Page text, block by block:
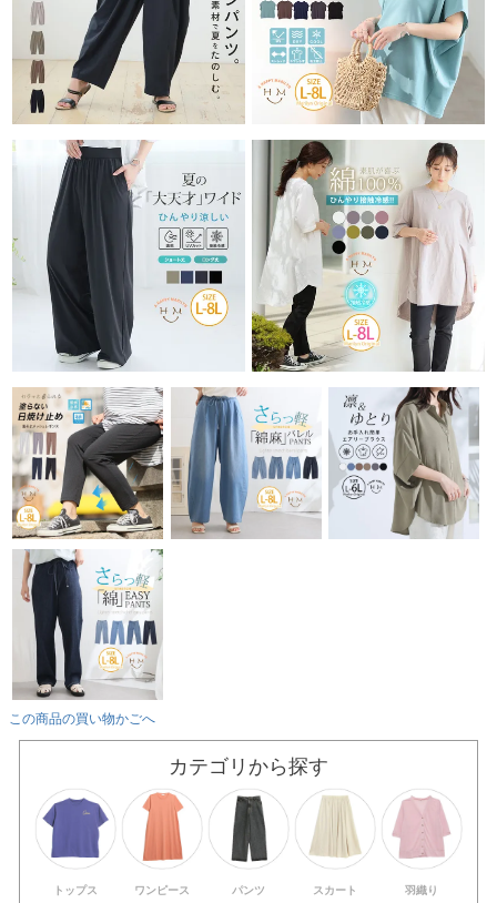
この商品の買い物かごへ
カテゴリから探す
トップス ワンピース パンツ スカート 羽織り